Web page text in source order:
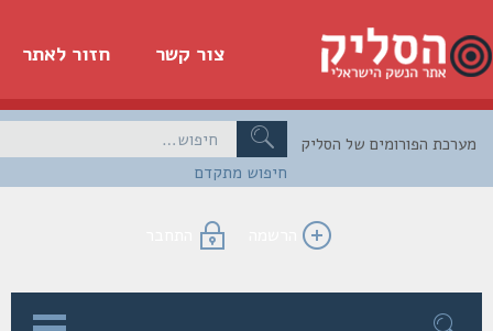
חזור לאתר צור קשר
חיפוש מתקדם
הפורומים של הסליק
הרשמה התחבר